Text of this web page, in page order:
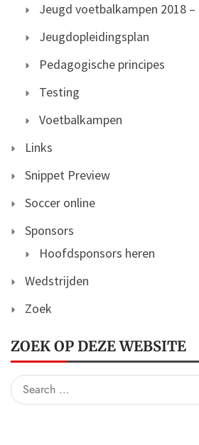
Jeugd voetbalkampen 2018
Jeugdopleidingsplan
Pedagogische principes
Testing
Voetbalkampen
Links
Snippet Preview
Soccer online
Sponsors
Hoofdsponsors heren
Wedstrijden
Zoek
ZOEK OP DEZE WEBSITE
Search
for: